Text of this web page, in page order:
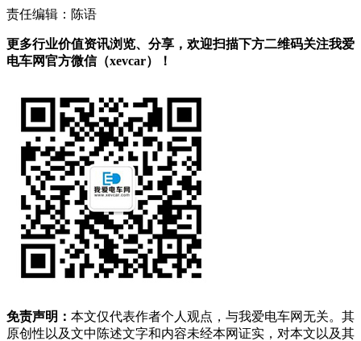
责任编辑：陈语
更多行业价值资讯浏览、分享，欢迎扫描下方二维码关注我爱
电车网官方微信（xevcar）！
免责声明： 本文仅代表作者个人观点，与我爱电车网无关。其
原创性以及文中陈述文字和内容未经本网证实，对本文以及其